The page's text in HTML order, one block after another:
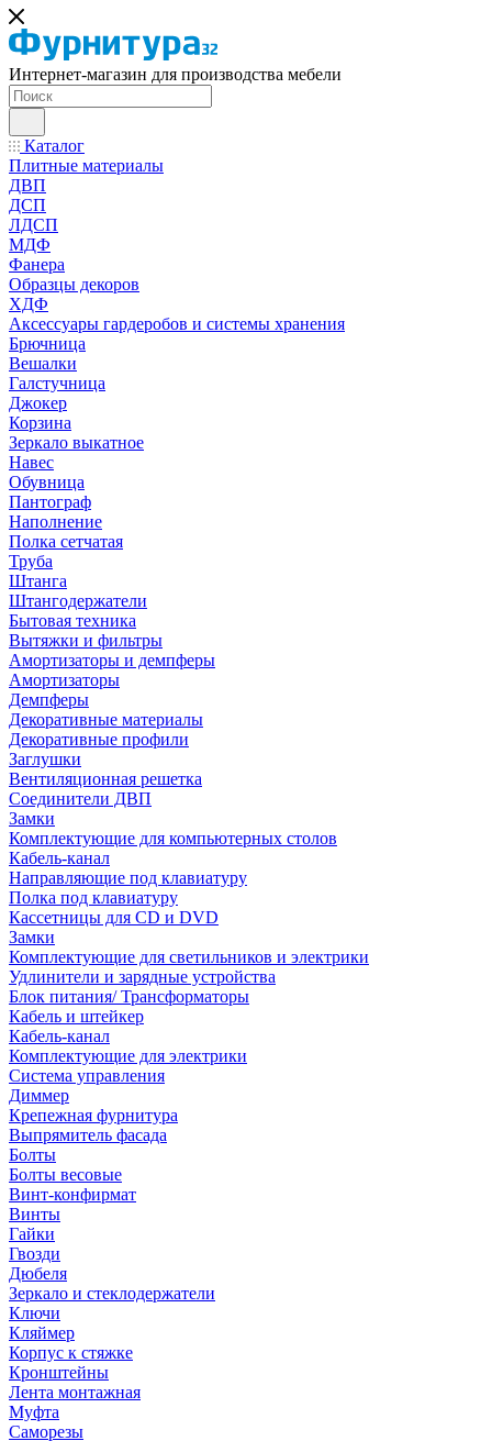
Интернет-магазин для производства мебели
Каталог
Плитные материалы
ДВП
ДСП
ЛДСП
МДФ
Фанера
Образцы декоров
ХДФ
Аксессуары гардеробов и системы хранения
Брючница
Вешалки
Галстучница
Джокер
Корзина
Зеркало выкатное
Навес
Обувница
Пантограф
Наполнение
Полка сетчатая
Труба
Штанга
Штангодержатели
Бытовая техника
Вытяжки и фильтры
Амортизаторы и демпферы
Амортизаторы
Демпферы
Декоративные материалы
Декоративные профили
Заглушки
Вентиляционная решетка
Соединители ДВП
Замки
Комплектующие для компьютерных столов
Кабель-канал
Направляющие под клавиатуру
Полка под клавиатуру
Кассетницы для CD и DVD
Замки
Комплектующие для светильников и электрики
Удлинители и зарядные устройства
Блок питания/ Трансформаторы
Кабель и штейкер
Кабель-канал
Комплектующие для электрики
Система управления
Диммер
Крепежная фурнитура
Выпрямитель фасада
Болты
Болты весовые
Винт-конфирмат
Винты
Гайки
Гвозди
Дюбеля
Зеркало и стеклодержатели
Ключи
Кляймер
Корпус к стяжке
Кронштейны
Лента монтажная
Муфта
Саморезы